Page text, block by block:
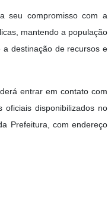
seu compromisso com a
mantendo a população
a destinação de recursos e
entrar em contato com
oficiais disponibilizados no
Prefeitura, com endereço